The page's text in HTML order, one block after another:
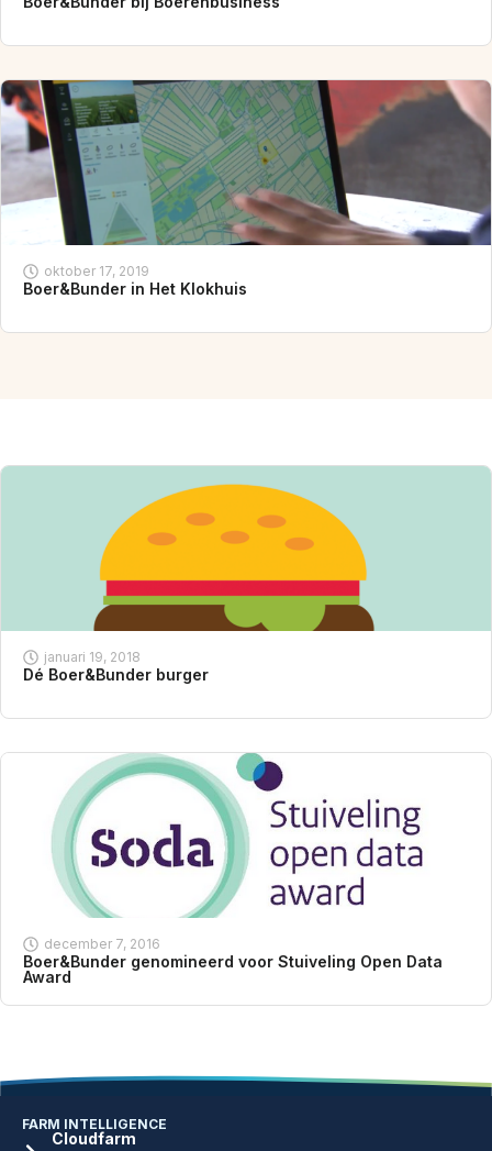
oktober 17, 2019
Boer&Bunder in Het Klokhuis
januari 19, 2018
Dé Boer&Bunder burger
december 7, 2016
Boer&Bunder genomineerd voor Stuiveling Open Data
Award
FARM INTELLIGENCE
Cloudfarm